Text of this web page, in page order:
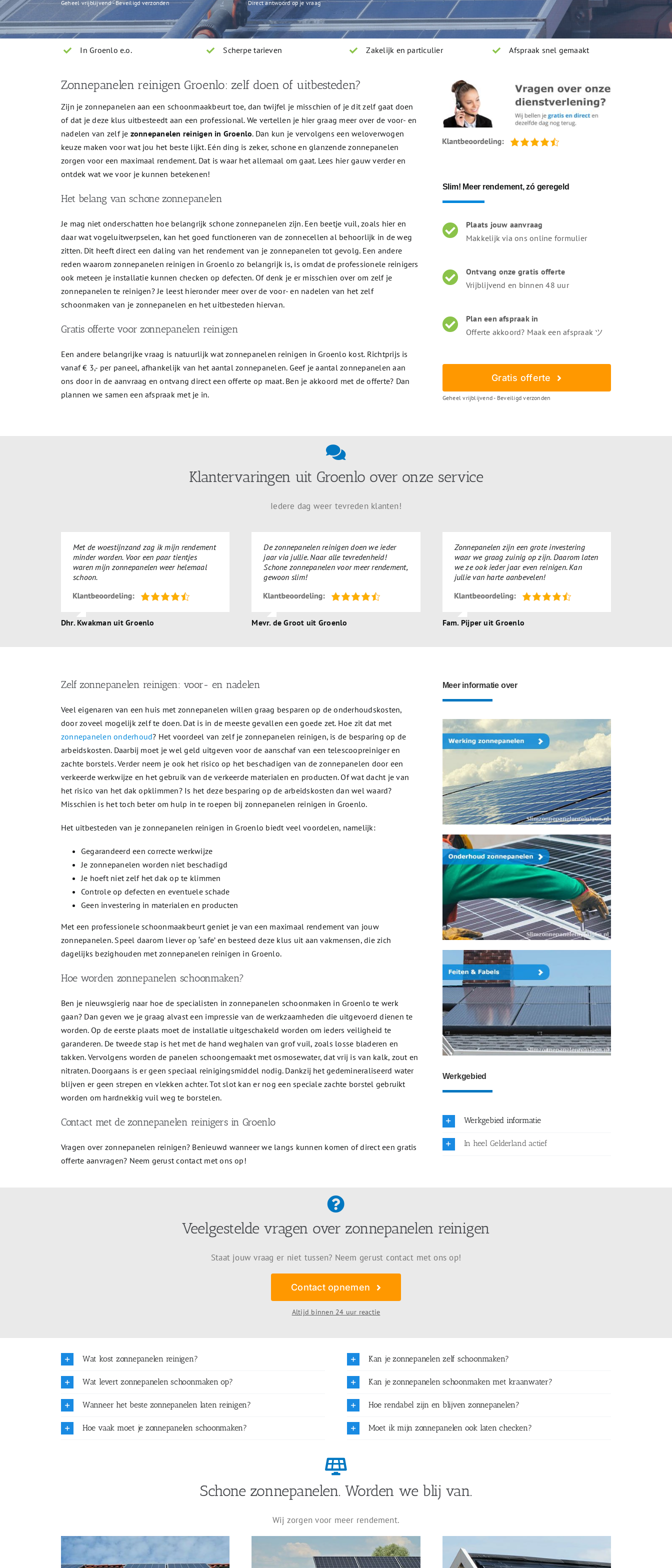
Geheel vrijblijvend - Beveiligd verzonden Direct antwoord op je vraag
In Groenlo e.o. Scherpe tarieven Zakelijk en particulier Afspraak snel gemaakt
Zonnepanelen reinigen Groenlo: zelf doen of uitbesteden?
Zijn je zonnepanelen aan een schoonmaakbeurt toe, dan twijfel je misschien of je dit zelf gaat doen
of dat je deze klus uitbesteedt aan een professional. We vertellen je hier graag meer over de voor- en
nadelen van zelf je zonnepanelen reinigen in Groenlo. Dan kun je vervolgens een weloverwogen
keuze maken voor wat jou het beste lijkt. Eén ding is zeker, schone en glanzende zonnepanelen
zorgen voor een maximaal rendement. Dat is waar het allemaal om gaat. Lees hier gauw verder en
ontdek wat we voor je kunnen betekenen!
Het belang van schone zonnepanelen
Je mag niet onderschatten hoe belangrijk schone zonnepanelen zijn. Een beetje vuil, zoals hier en
daar wat vogeluitwerpselen, kan het goed functioneren van de zonnecellen al behoorlijk in de weg
zitten. Dit heeft direct een daling van het rendement van je zonnepanelen tot gevolg. Een andere
reden waarom zonnepanelen reinigen in Groenlo zo belangrijk is, is omdat de professionele reinigers
ook meteen je installatie kunnen checken op defecten. Of denk je er misschien over om zelf je
zonnepanelen te reinigen? Je leest hieronder meer over de voor- en nadelen van het zelf
schoonmaken van je zonnepanelen en het uitbesteden hiervan.
Gratis offerte voor zonnepanelen reinigen
Een andere belangrijke vraag is natuurlijk wat zonnepanelen reinigen in Groenlo kost. Richtprijs is
vanaf € 3,- per paneel, afhankelijk van het aantal zonnepanelen. Geef je aantal zonnepanelen aan
ons door in de aanvraag en ontvang direct een offerte op maat. Ben je akkoord met de offerte? Dan
plannen we samen een afspraak met je in.
Slim! Meer rendement, zó geregeld
Plaats jouw aanvraag
Makkelijk via ons online formulier
Ontvang onze gratis offerte
Vrijblijvend en binnen 48 uur
Plan een afspraak in
Offerte akkoord? Maak een afspraak ツ
Gratis offerte
Geheel vrijblijvend - Beveiligd verzonden
Klantervaringen uit Groenlo over onze service
Iedere dag weer tevreden klanten!
Met de woestijnzand zag ik mijn rendement
minder worden. Voor een paar tientjes
waren mijn zonnepanelen weer helemaal
schoon.
Dhr. Kwakman uit Groenlo
De zonnepanelen reinigen doen we ieder
jaar via jullie. Naar alle tevredenheid!
Schone zonnepanelen voor meer rendement,
gewoon slim!
Mevr. de Groot uit Groenlo
Zonnepanelen zijn een grote investering
waar we graag zuinig op zijn. Daarom laten
we ze ook ieder jaar even reinigen. Kan
jullie van harte aanbevelen!
Fam. Pijper uit Groenlo
Zelf zonnepanelen reinigen: voor- en nadelen
Veel eigenaren van een huis met zonnepanelen willen graag besparen op de onderhoudskosten,
door zoveel mogelijk zelf te doen. Dat is in de meeste gevallen een goede zet. Hoe zit dat met
zonnepanelen onderhoud? Het voordeel van zelf je zonnepanelen reinigen, is de besparing op de
arbeidskosten. Daarbij moet je wel geld uitgeven voor de aanschaf van een telescoopreiniger en
zachte borstels. Verder neem je ook het risico op het beschadigen van de zonnepanelen door een
verkeerde werkwijze en het gebruik van de verkeerde materialen en producten. Of wat dacht je van
het risico van het dak opklimmen? Is het deze besparing op de arbeidskosten dan wel waard?
Misschien is het toch beter om hulp in te roepen bij zonnepanelen reinigen in Groenlo.
Het uitbesteden van je zonnepanelen reinigen in Groenlo biedt veel voordelen, namelijk:
Gegarandeerd een correcte werkwijze
Je zonnepanelen worden niet beschadigd
Je hoeft niet zelf het dak op te klimmen
Controle op defecten en eventuele schade
Geen investering in materialen en producten
Met een professionele schoonmaakbeurt geniet je van een maximaal rendement van jouw
zonnepanelen. Speel daarom liever op ‘safe’ en besteed deze klus uit aan vakmensen, die zich
dagelijks bezighouden met zonnepanelen reinigen in Groenlo.
Hoe worden zonnepanelen schoonmaken?
Ben je nieuwsgierig naar hoe de specialisten in zonnepanelen schoonmaken in Groenlo te werk
gaan? Dan geven we je graag alvast een impressie van de werkzaamheden die uitgevoerd dienen te
worden. Op de eerste plaats moet de installatie uitgeschakeld worden om ieders veiligheid te
garanderen. De tweede stap is het met de hand weghalen van grof vuil, zoals losse bladeren en
takken. Vervolgens worden de panelen schoongemaakt met osmosewater, dat vrij is van kalk, zout en
nitraten. Doorgaans is er geen speciaal reinigingsmiddel nodig. Dankzij het gedemineraliseerd water
blijven er geen strepen en vlekken achter. Tot slot kan er nog een speciale zachte borstel gebruikt
worden om hardnekkig vuil weg te borstelen.
Contact met de zonnepanelen reinigers in Groenlo
Vragen over zonnepanelen reinigen? Benieuwd wanneer we langs kunnen komen of direct een gratis
offerte aanvragen? Neem gerust contact met ons op!
Meer informatie over
Werkgebied
Werkgebied informatie
In heel Gelderland actief
Veelgestelde vragen over zonnepanelen reinigen
Staat jouw vraag er niet tussen? Neem gerust contact met ons op!
Contact opnemen
Altijd binnen 24 uur reactie
Wat kost zonnepanelen reinigen?
Wat levert zonnepanelen schoonmaken op?
Wanneer het beste zonnepanelen laten reinigen?
Hoe vaak moet je zonnepanelen schoonmaken?
Kan je zonnepanelen zelf schoonmaken?
Kan je zonnepanelen schoonmaken met kraanwater?
Hoe rendabel zijn en blijven zonnepanelen?
Moet ik mijn zonnepanelen ook laten checken?
Schone zonnepanelen. Worden we blij van.
Wij zorgen voor meer rendement.